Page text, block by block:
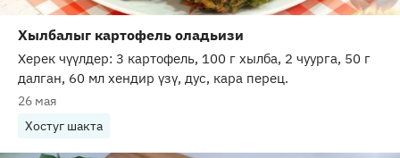
Хылбалыг картофель оладьизи
Херек чүүлдер: 3 картофель, 100 г хылба, 2 чуурга, 50 г
далган, 60 мл хендир үзү, дус, кара перец.
26 мая
Хостуг шакта